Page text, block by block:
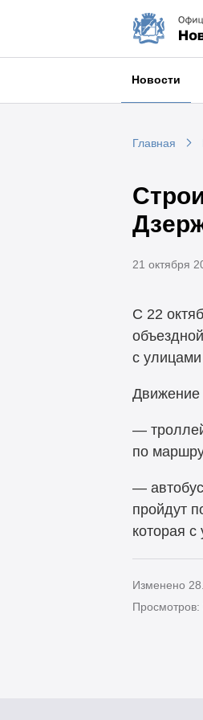
Новости
Главная
21 октября
С 22
с
Движение
—
по
—
пройдут
которая
Изменено
Просмотров: